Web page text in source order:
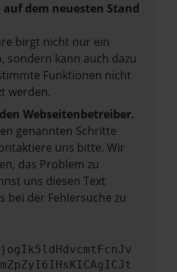
dem neuesten Stand
birgt nicht nur ein
sondern kann auch dazu
Funktionen nicht
werden.
Webseitenbetreiber.
genannten Schritte
uns bitte. Wir
das Problem zu
uns diesen Text
bei der Fehlersuche zu